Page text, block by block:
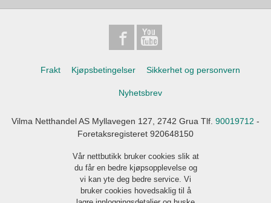
Frakt Kjøpsbetingelser Sikkerhet og personvern
Nyhetsbrev
Vilma Netthandel AS Myllavegen 127, 2742 Grua Tlf. 90019712 -
Foretaksregisteret 920648150
Vår nettbutikk bruker cookies slik at
du får en bedre kjøpsopplevelse og
vi kan yte deg bedre service. Vi
bruker cookies hovedsaklig til å